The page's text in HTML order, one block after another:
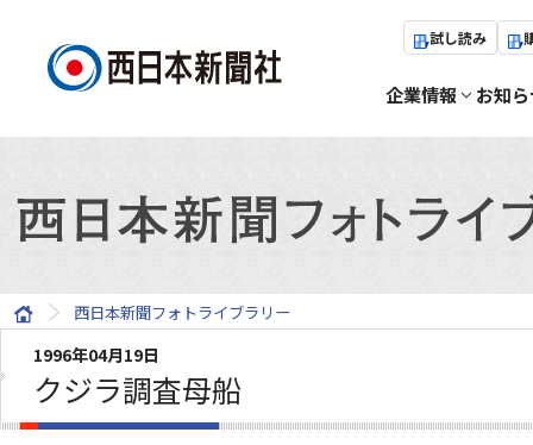
試し読み
企業情報 お知
西日本新聞フォトライブラリー
1996年04月19日
クジラ調査母船